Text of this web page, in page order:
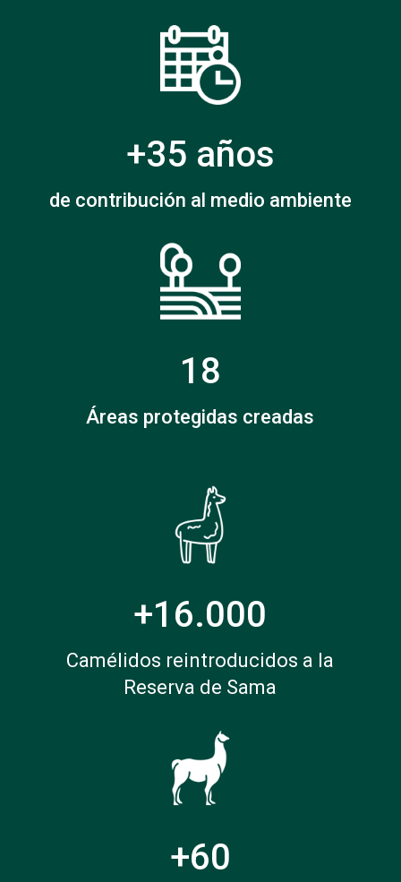
+35 años
de contribución al medio ambiente
18
Áreas protegidas creadas
+16.000
Camélidos reintroducidos a la
Reserva de Sama
+60